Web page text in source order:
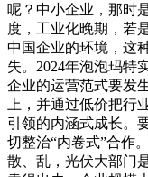
呢？中小企业，那时
度，工业化晚期，若
中国企业的环境，这
失。2024年泡泡玛特
企业的运营范式要发
上，并通过低价把行
引领的内涵式成长。
切整治“内卷式”合作
散、乱，光伏大部门